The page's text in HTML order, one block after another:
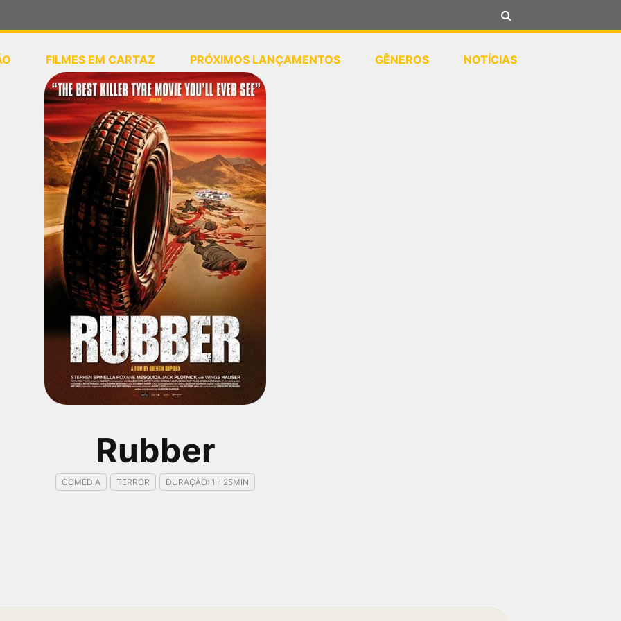
ou selecione sua localização
FILMES EM CARTAZ PRÓXIMOS LANÇAMENTOS GÊNEROS NOTÍCIAS
Rubber
COMÉDIA TERROR DURAÇÃO: 1H 25MIN